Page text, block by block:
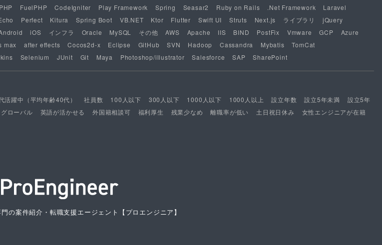
FuelPHP CodeIgniter Play Framework Spring Seasar2 Ruby on Rails .Net Framework
Laravel
Perfect Kitura Spring Boot VB.NET Ktor Flutter Swift UI Struts Next.js ライブラリ
jQuery
iOS インフラ Oracle MySQL その他 AWS Apache IIS BIND PostFix Vmware GCP
Azure
max after effects Cocos2d-x Eclipse GitHub SVN Hadoop Cassandra Mybatis
TomCat
Selenium JUnit Git Maya Photoshop/illustrator Salesforce SAP SharePoint
活躍中（平均年齢40代） 社員数 100人以下 300人以下 1000人以下 1000人以上 設立年数 設立5年未満
設立5年
グローバル 英語が活かせる 外国籍相談可 福利厚生 残業少なめ 離職率が低い 土日祝日休み
女性エンジニアが在籍
の案件紹介・転職支援エージェント 【プロエンジニア】